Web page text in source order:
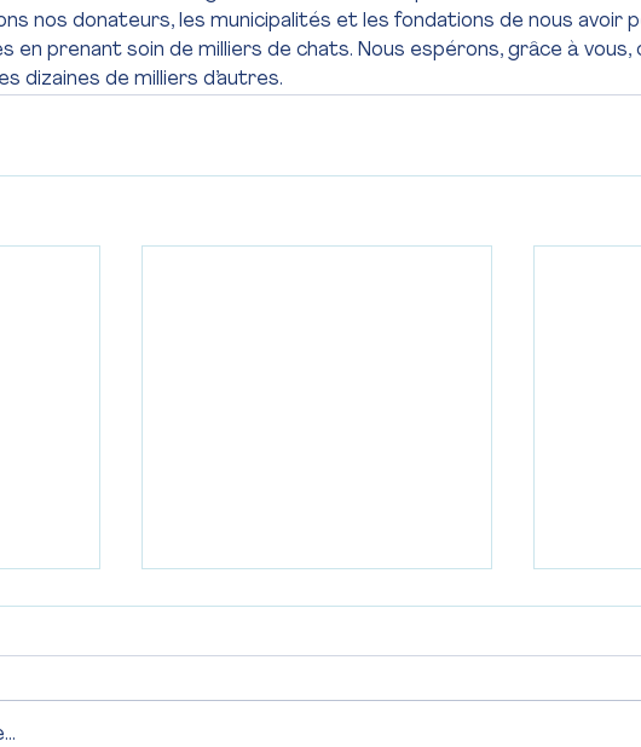
nos donateurs, les municipalités et les fondations de nous avoir
en prenant soin de milliers de chats. Nous espérons, grâce à vous,
dizaines de milliers d’autres.